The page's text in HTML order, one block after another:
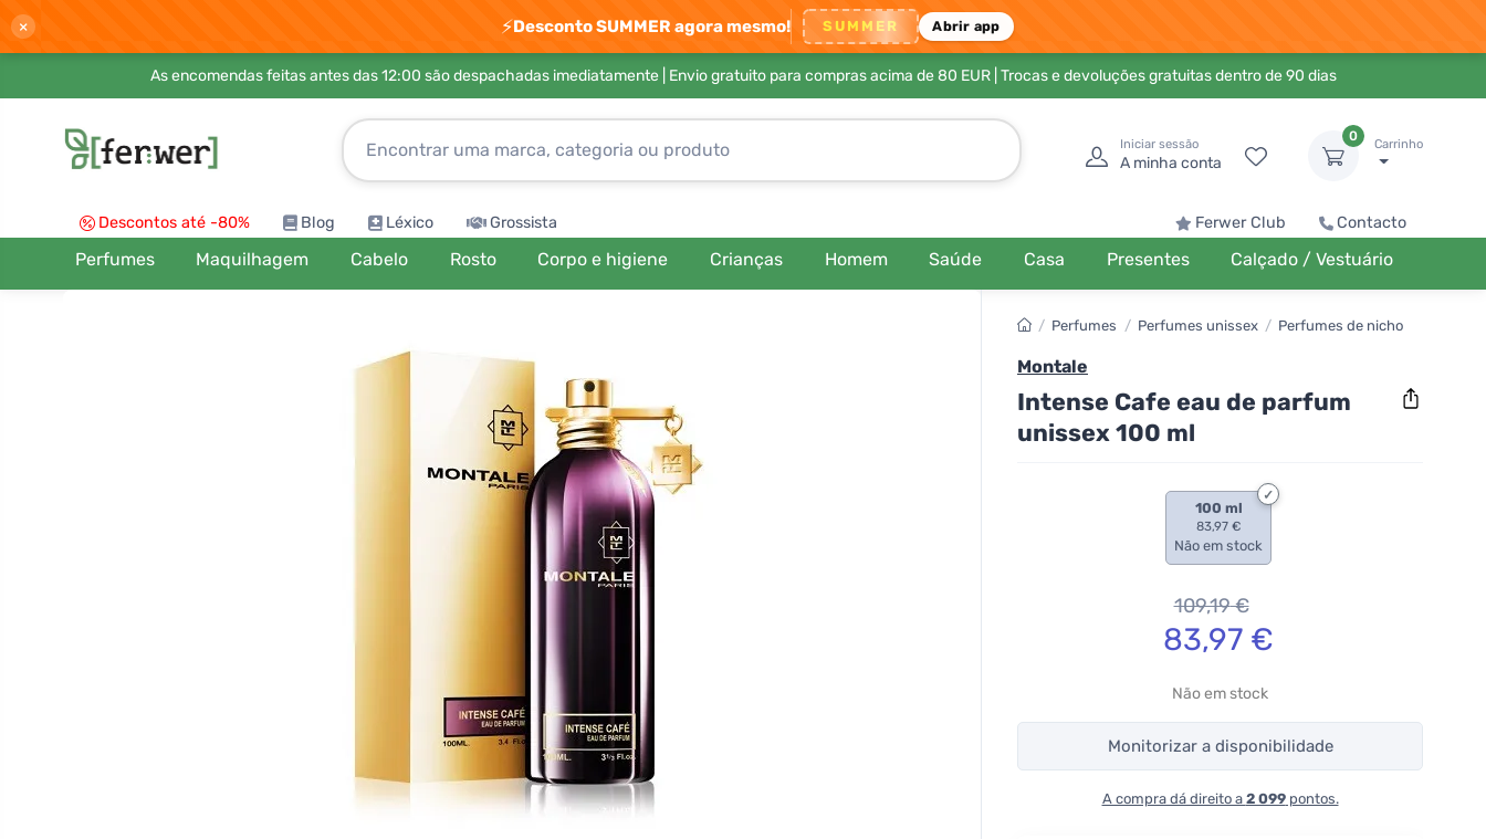
× ⚡Desconto SUMMER agora mesmo! SUMMER Abrir app
As encomendas feitas antes das 12:00 são despachadas imediatamente | Envio gratuito para compras acima de 80 EUR| Trocas e devoluções gratuitas dentro de 90 dias
Iniciar sessão
A minha conta
0
Carrinho
Descontos até -80% Blog Léxico Grossista Ferwer Club Contacto
Perfumes Maquilhagem Cabelo Rosto Corpo e higiene Crianças Homem Saúde Casa Presentes Calçado / Vestuário
/ Perfumes / Perfumes unissex / Perfumes de nicho
Montale
Intense Cafe eau de parfum
unissex 100 ml
100 ml
83,97 €
Não em stock
109,19€
83,97€
Não em stock
Monitorizar a disponibilidade
A compra dá direito a 2 099pontos.